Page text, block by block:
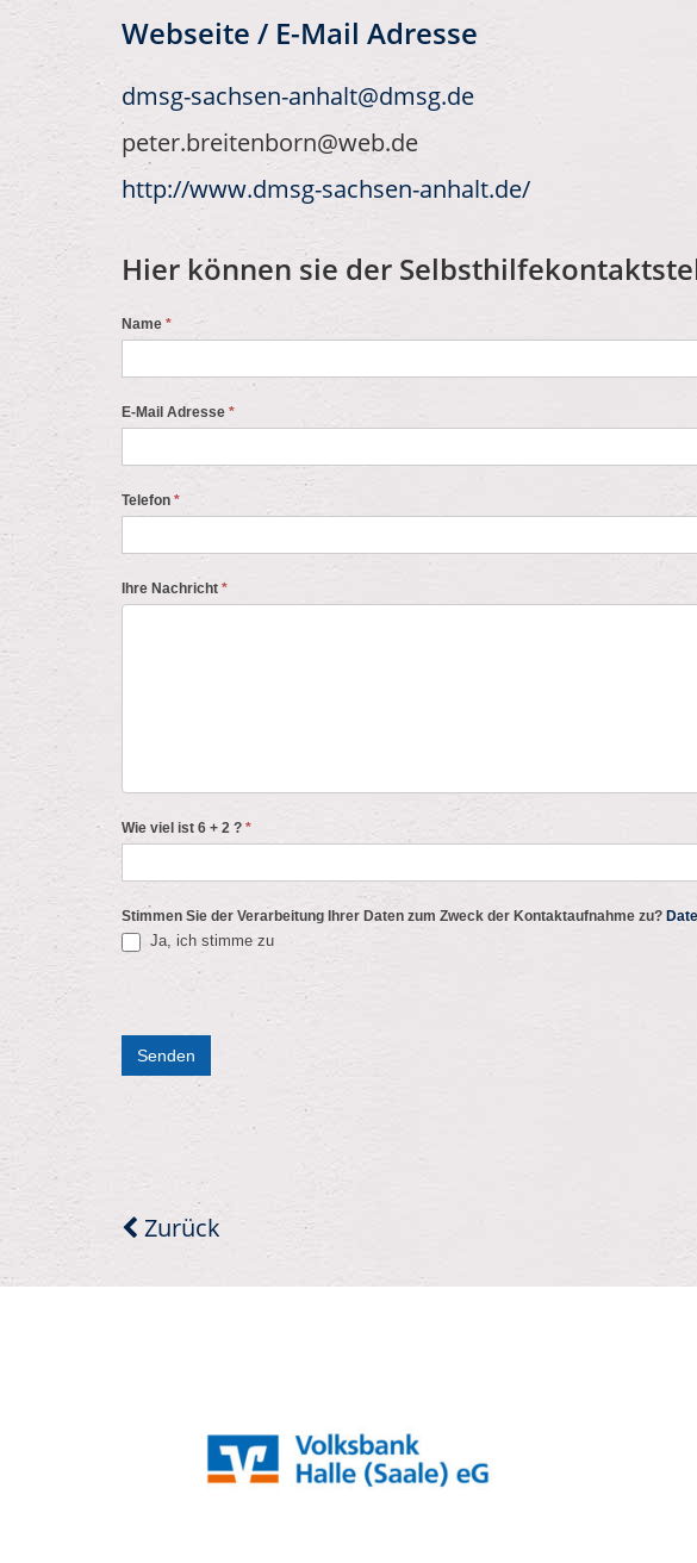
Webseite / E-Mail Adresse
dmsg-sachsen-anhalt@dmsg.de
peter.breitenborn@web.de
http://www.dmsg-sachsen-anhalt.de/
Hier können sie der
Name *
E-Mail Adresse *
Telefon *
Ihre Nachricht *
Wie viel ist 6 + 2 ? *
Stimmen Sie der Verarbeitung Ihrer Daten zum Zweck der Kontaktaufnahme zu?
Ja, ich stimme zu
Senden
Zurück